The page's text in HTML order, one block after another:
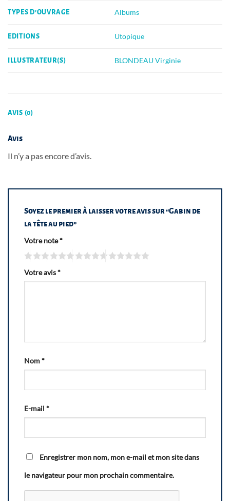
TYPES D'OUVRAGE Albums
EDITIONS Utopique
ILLUSTRATEUR(S) BLONDEAU Virginie
AVIS (0)
Avis
Il n’y a pas encore d’avis.
Soyez le premier à laisser votre avis sur “Gabin de
la tête au pied”
Votre note*
Votre avis*
Nom*
E-mail *
Enregistrer mon nom, mon e-mail et mon site dans
le navigateur pour mon prochain commentaire.